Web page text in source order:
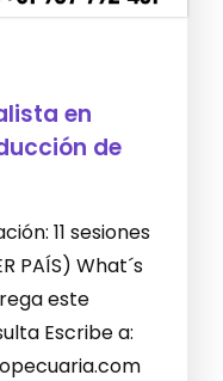
en
de
11 sesiones
PAÍS) What´s
este
Escribe a: